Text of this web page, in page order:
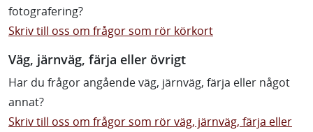
fotografering?
Skriv till oss om frågor som rör körkort
Väg, järnväg, färja eller övrigt
Har du frågor angående väg, järnväg, färja eller något
annat?
Skriv till oss om frågor som rör väg, järnväg, färja eller